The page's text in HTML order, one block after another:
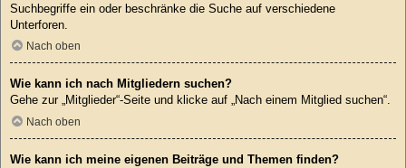
Suchbegriffe ein oder beschränke die Suche auf verschiedene
Unterforen.
Nach oben
Wie kann ich nach Mitgliedern suchen?
Gehe zur „Mitglieder“-Seite und klicke auf „Nach einem Mitglied suchen“.
Nach oben
Wie kann ich meine eigenen Beiträge und Themen finden?